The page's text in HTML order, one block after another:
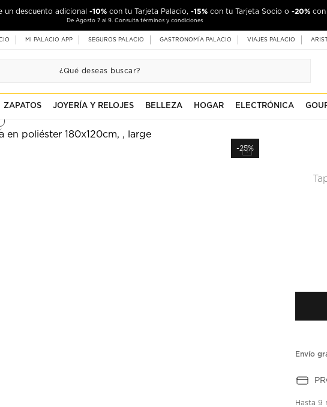
un descuento adicional -10% con tu Tarjeta Palacio, -15% con tu Tarjeta Socio o -20% con
De Agosto 7 al 9. Consulta términos y condiciones
MI PALACIO APP SEGUROS PALACIO GASTRONOMÍA PALACIO VIAJES PALACIO
ZAPATOS JOYERÍA Y RELOJES BELLEZA HOGAR ELECTRÓNICA
-25%
Envío
Hasta9